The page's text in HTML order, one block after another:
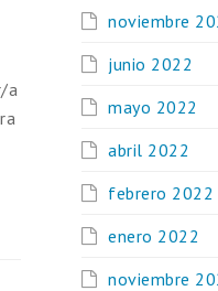
a
noviembre
junio 2022
mayo 2022
abril 2022
febrero 2022
enero 2022
noviembre